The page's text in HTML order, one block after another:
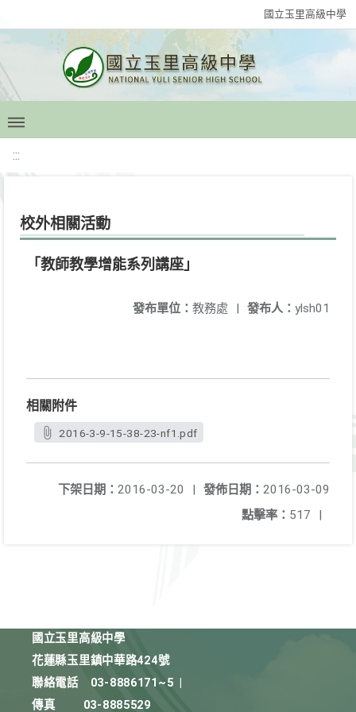
國立玉里高級中學
:::
校外相關活動
「教師教學增能系列講座」
發布人： ylsh01
發布單位： 教務處 |
相關附件
2016-3-9-15-38-23-nf1.pdf
發佈日期： 2016-03-09
下架日期： 2016-03-20
|
點擊率： 517 |
國立玉里高級中學
花蓮縣玉里鎮中華路424號
聯絡電話
03-8886171~5
傳真
03-8885529